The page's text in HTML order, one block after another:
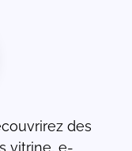
des
vitrine, e-